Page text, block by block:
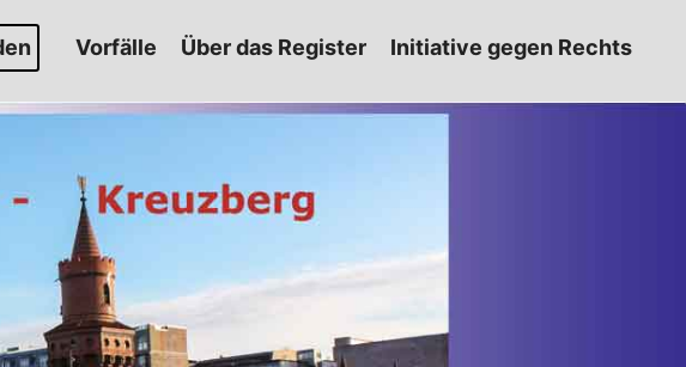
Vorfälle Über das Register Initiative gegen Rechts